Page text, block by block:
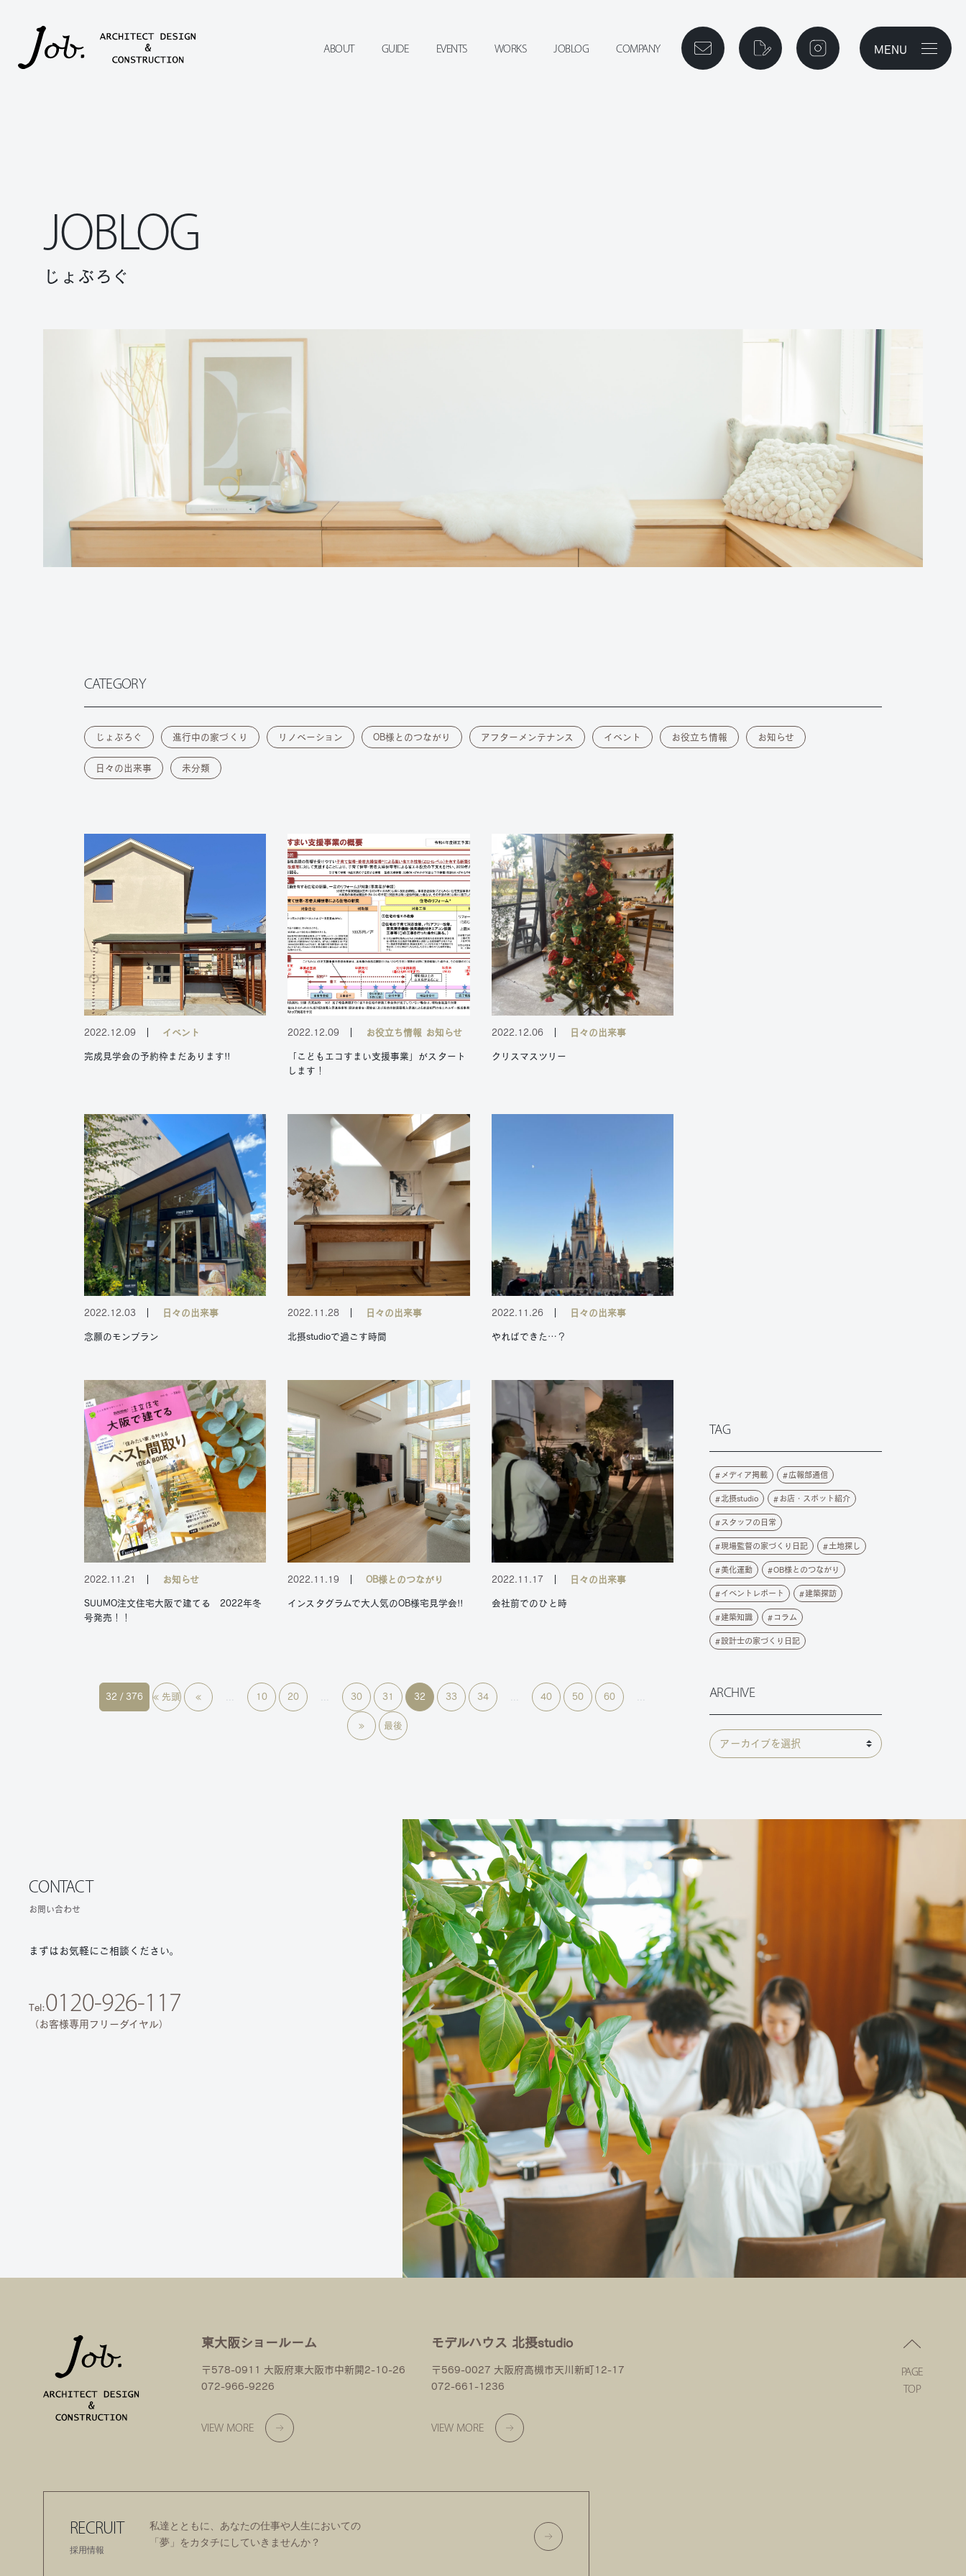
メニューを
MENU
JOBLOG
じょぶろぐ
CATEGORY
じょぶろぐ 進行中の家づくり リノベーション OB様とのつながり アフターメンテナンス イベント お役立ち情報 お知らせ
日々の出来事 未分類
2022.12.09 イベント
完成見学会の予約枠まだあります!!
2022.12.09 お役立ち情報 お知らせ
「こどもエコすまい支援事業」がスタート
します！
2022.12.06 日々の出来事
クリスマスツリー
2022.12.03 日々の出来事
念願のモンブラン
2022.11.28 日々の出来事
北摂studioで過ごす時間
2022.11.26 日々の出来事
やればできた…？
2022.11.21 お知らせ
SUUMO注文住宅大阪で建てる 2022年冬
号発売！！
2022.11.19 OB様とのつながり
インスタグラムで大人気のOB様宅見学会!!
2022.11.17 日々の出来事
会社前でのひと時
32 / 376 « 先頭 « 10 20 30 31 32 33 34 40 50 60
» 最後
TAG
メディア掲載 広報部通信
北摂studio お店・スポット紹介
スタッフの日常
現場監督の家づくり日記 土地探し
美化運動 OB様とのつながり
イベントレポート 建築探訪
建築知識 コラム
設計士の家づくり日記
ARCHIVE
CONTACT
お問い合わせ
まずはお気軽にご相談ください。
Tel:0120-926-117
（お客様専用フリーダイヤル）
東大阪ショールーム
〒578-0911 大阪府東大阪市中新開2-10-26
072-966-9226
VIEW MORE
モデルハウス 北摂studio
〒569-0027 大阪府高槻市天川新町12-17
072-661-1236
VIEW MORE
RECRUIT
採用情報
私達とともに、あなたの仕事や人生においての
「夢」をカタチにしていきませんか？
PAGE
TOP